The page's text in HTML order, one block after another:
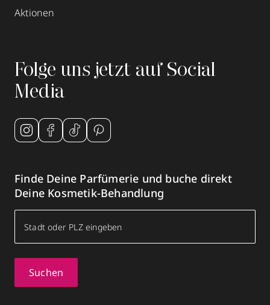
Aktionen
Folge uns jetzt auf Social
Media
Finde Deine Parfümerie und buche direkt
Deine Kosmetik-Behandlung
Suchen